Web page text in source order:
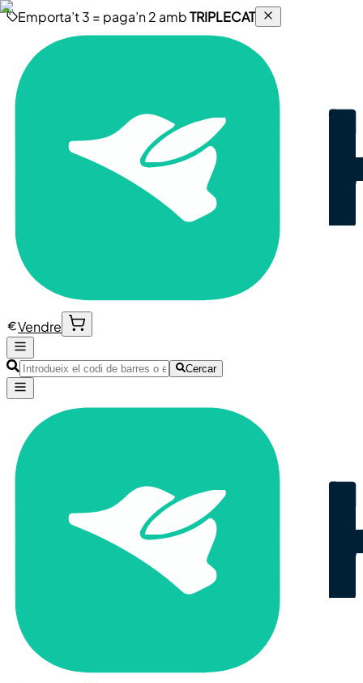
Emporta’t 3 = paga’n 2 ambTRIPLECAT
Vendre
Cercar